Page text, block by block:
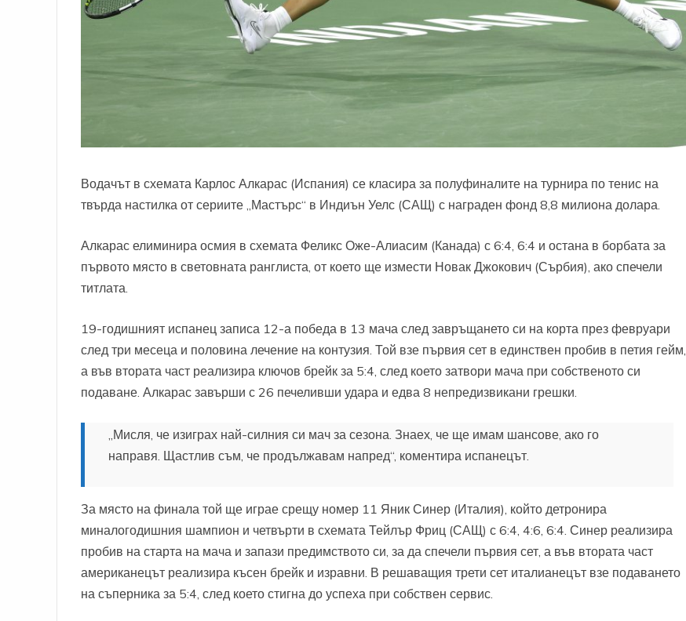
Водачът в схемата Карлос Алкарас (Испания) се класира за полуфиналите на турнира по тенис на
твърда настилка от сериите „Мастърс“ в Индиън Уелс (САЩ) с награден фонд 8,8 милиона долара.
Алкарас елиминира осмия в схемата Феликс Оже-Алиасим (Канада) с 6:4, 6:4 и остана в борбата за
първото място в световната ранглиста, от което ще измести Новак Джокович (Сърбия), ако спечели
титлата.
19-годишният испанец записа 12-а победа в 13 мача след завръщането си на корта през февруари
след три месеца и половина лечение на контузия. Той взе първия сет в единствен пробив в петия гейм,
а във втората част реализира ключов брейк за 5:4, след което затвори мача при собственото си
подаване. Алкарас завърши с 26 печеливши удара и едва 8 непредизвикани грешки.
„Мисля, че изиграх най-силния си мач за сезона. Знаех, че ще имам шансове, ако го
направя. Щастлив съм, че продължавам напред“, коментира испанецът.
За място на финала той ще играе срещу номер 11 Яник Синер (Италия), който детронира
миналогодишния шампион и четвърти в схемата Тейлър Фриц (САЩ) с 6:4, 4:6, 6:4. Синер реализира
пробив на старта на мача и запази предимството си, за да спечели първия сет, а във втората част
американецът реализира късен брейк и изравни. В решаващия трети сет италианецът взе подаването
на съперника за 5:4, след което стигна до успеха при собствен сервис.